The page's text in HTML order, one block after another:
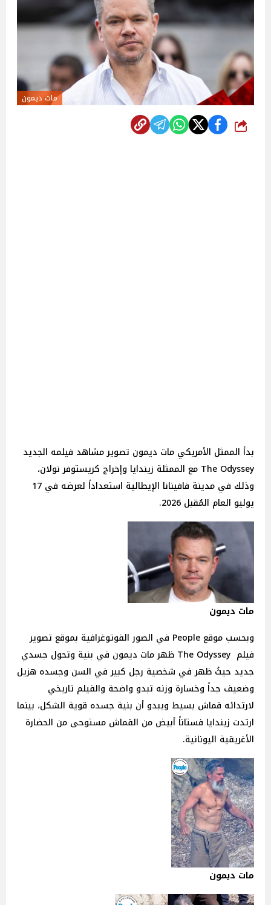
مات ديمون
شارك
بدأ الممثل الأمريكي مات ديمون تصوير مشاهد فيلمه الجديد
The Odyssey مع الممثلة زيندايا وإخراج كريستوفر نولان،
وذلك في مدينة فافينانا الإيطالية استعداداً لعرضه في 17
يوليو العام المُقبل 2026.
مات ديمون
وبحسب موقع People في الصور الفوتوغرافية بموقع تصوير
فيلم The Odyssey ظهر مات ديمون في بنية وتحول جسدي
جديد حيثُ ظهر في شخصية رجل كبير في السن وجسده هزيل
وضعيف جداً وخسارة وزنه تبدو واضحة والفيلم تاريخي
لارتدائه قماش بسيط ويبدو أن بنية جسده قوية الشكل، بينما
ارتدت زيندايا فستاناً أبيض من القماش مستوحى من الحضارة
الأغريقية اليونانية.
مات ديمون